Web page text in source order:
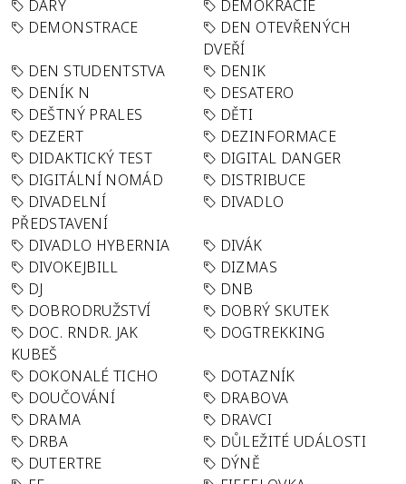
DARY
DEMOKRACIE
DEMONSTRACE
DEN OTEVŘENÝCH
DVEŘÍ
DEN STUDENTSTVA
DENIK
DENÍK N
DESATERO
DEŠTNÝ PRALES
DĚTI
DEZERT
DEZINFORMACE
DIDAKTICKÝ TEST
DIGITAL DANGER
DIGITÁLNÍ NOMÁD
DISTRIBUCE
DIVADELNÍ
PŘEDSTAVENÍ
DIVADLO
DIVADLO HYBERNIA
DIVÁK
DIVOKEJBILL
DIZMAS
DJ
DNB
DOBRODRUŽSTVÍ
DOBRÝ SKUTEK
DOC. RNDR. JAK
KUBEŠ
DOGTREKKING
DOKONALÉ TICHO
DOTAZNÍK
DOUČOVÁNÍ
DRABOVA
DRAMA
DRAVCI
DRBA
DŮLEŽITÉ UDÁLOSTI
DUTERTRE
DÝNĚ